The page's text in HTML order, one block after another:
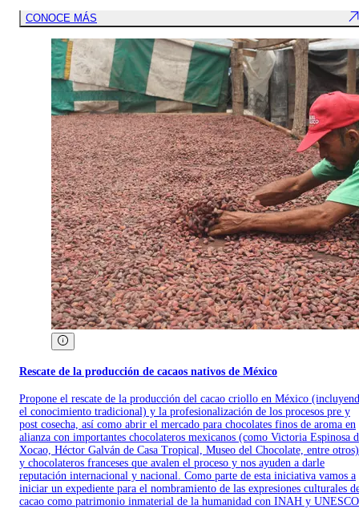
CONOCE MÁS
Rescate de la producción de cacaos nativos de México
Propone el rescate de la producción del cacao criollo en México
el conocimiento tradicional) y la profesionalización de los procesos pre y
post cosecha, así como abrir el mercado para chocolates finos de aroma en
alianza con importantes chocolateros mexicanos (como Victoria Espinosa
Xocao, Héctor Galván de Casa Tropical, Museo del Chocolate, entre otros)
y chocolateros franceses que avalen el proceso y nos ayuden a darle
reputación internacional y nacional. Como parte de esta iniciativa vamos a
iniciar un expediente para el nombramiento de las expresiones culturales
cacao como patrimonio inmaterial de la humanidad con INAH y